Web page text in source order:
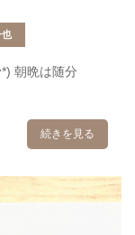
也
朝晩は随分
続きを見る